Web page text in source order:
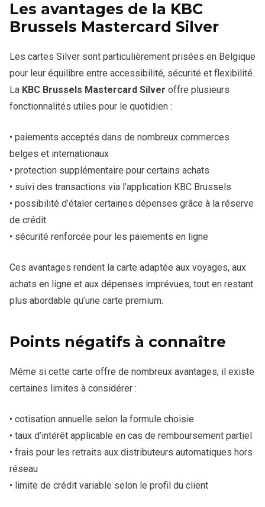
Les avantages de la KBC
Brussels Mastercard Silver
Les cartes Silver sont particulièrement prisées en Belgique
pour leur équilibre entre accessibilité, sécurité et flexibilité.
La KBC Brussels Mastercard Silver offre plusieurs
fonctionnalités utiles pour le quotidien :
• paiements acceptés dans de nombreux commerces
belges et internationaux
• protection supplémentaire pour certains achats
• suivi des transactions via l’application KBC Brussels
• possibilité d’étaler certaines dépenses grâce à la réserve
de crédit
• sécurité renforcée pour les paiements en ligne
Ces avantages rendent la carte adaptée aux voyages, aux
achats en ligne et aux dépenses imprévues, tout en restant
plus abordable qu’une carte premium.
Points négatifs à connaître
Même si cette carte offre de nombreux avantages, il existe
certaines limites à considérer :
• cotisation annuelle selon la formule choisie
• taux d’intérêt applicable en cas de remboursement partiel
• frais pour les retraits aux distributeurs automatiques hors
réseau
• limite de crédit variable selon le profil du client